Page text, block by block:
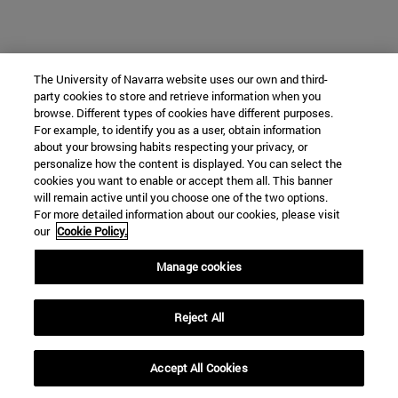
The University of Navarra website uses our own and third-
party cookies to store and retrieve information when you
browse. Different types of cookies have different purposes.
For example, to identify you as a user, obtain information
about your browsing habits respecting your privacy, or
personalize how the content is displayed. You can select the
cookies you want to enable or accept them all. This banner
will remain active until you choose one of the two options.
For more detailed information about our cookies, please visit
our Cookie Policy.
Manage cookies
Reject All
Accept All Cookies